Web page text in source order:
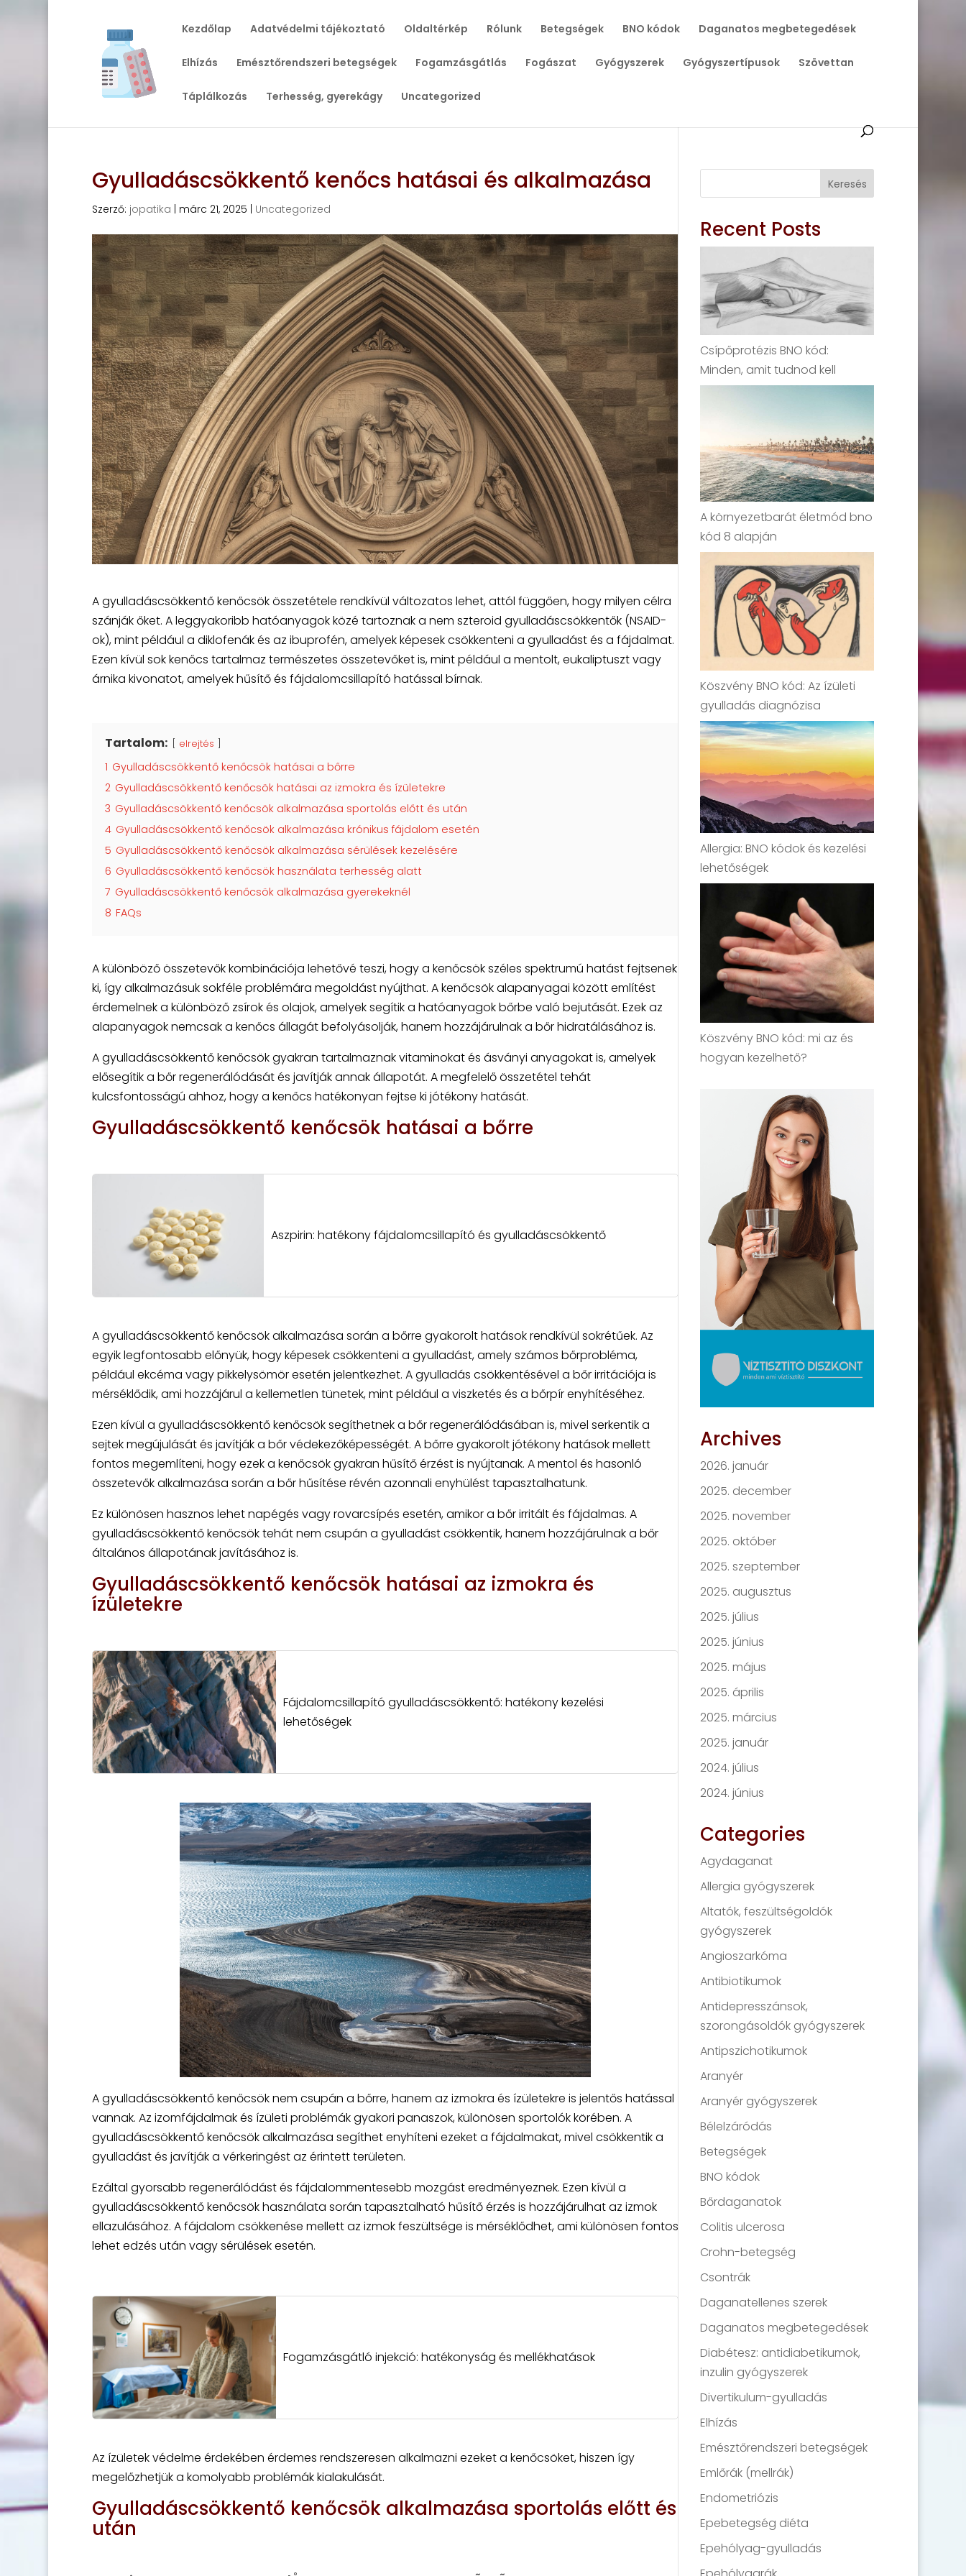
Kezdőlap Adatvédelmi tájékoztató Oldaltérkép Rólunk Betegségek BNO kódok Daganatos megbetegedések
Elhízás Emésztőrendszeri betegségek Fogamzásgátlás Fogászat Gyógyszerek Gyógyszertípusok Szövettan
Táplálkozás Terhesség, gyerekágy Uncategorized
Gyulladáscsökkentő kenőcs hatásai és alkalmazása
Szerző: jopatika márc 21, 2025 Uncategorized
A gyulladáscsökkentő kenőcsök összetétele rendkívül változatos lehet, attól függően, hogy milyen célra
szánják őket. A leggyakoribb hatóanyagok közé tartoznak a nem szteroid gyulladáscsökkentők (NSAID-
ok), mint például a diklofenák és az ibuprofén, amelyek képesek csökkenteni a gyulladást és a fájdalmat.
Ezen kívül sok kenőcs tartalmaz természetes összetevőket is, mint például a mentolt, eukaliptuszt vagy
árnika kivonatot, amelyek hűsítő és fájdalomcsillapító hatással bírnak.
Tartalom: elrejtés
1 Gyulladáscsökkentő kenőcsök hatásai a bőrre
2 Gyulladáscsökkentő kenőcsök hatásai az izmokra és ízületekre
3 Gyulladáscsökkentő kenőcsök alkalmazása sportolás előtt és után
4 Gyulladáscsökkentő kenőcsök alkalmazása krónikus fájdalom esetén
5 Gyulladáscsökkentő kenőcsök alkalmazása sérülések kezelésére
6 Gyulladáscsökkentő kenőcsök használata terhesség alatt
7 Gyulladáscsökkentő kenőcsök alkalmazása gyerekeknél
8 FAQs
A különböző összetevők kombinációja lehetővé teszi, hogy a kenőcsök széles spektrumú hatást fejtsenek
ki, így alkalmazásuk sokféle problémára megoldást nyújthat. A kenőcsök alapanyagai között említést
érdemelnek a különböző zsírok és olajok, amelyek segítik a hatóanyagok bőrbe való bejutását. Ezek az
alapanyagok nemcsak a kenőcs állagát befolyásolják, hanem hozzájárulnak a bőr hidratálásához is.
A gyulladáscsökkentő kenőcsök gyakran tartalmaznak vitaminokat és ásványi anyagokat is, amelyek
elősegítik a bőr regenerálódását és javítják annak állapotát. A megfelelő összetétel tehát
kulcsfontosságú ahhoz, hogy a kenőcs hatékonyan fejtse ki jótékony hatását.
Gyulladáscsökkentő kenőcsök hatásai a bőrre
Aszpirin: hatékony fájdalomcsillapító és gyulladáscsökkentő
A gyulladáscsökkentő kenőcsök alkalmazása során a bőrre gyakorolt hatások rendkívül sokrétűek. Az
egyik legfontosabb előnyük, hogy képesek csökkenteni a gyulladást, amely számos bőrprobléma,
például ekcéma vagy pikkelysömör esetén jelentkezhet. A gyulladás csökkentésével a bőr irritációja is
mérséklődik, ami hozzájárul a kellemetlen tünetek, mint például a viszketés és a bőrpír enyhítéséhez.
Ezen kívül a gyulladáscsökkentő kenőcsök segíthetnek a bőr regenerálódásában is, mivel serkentik a
sejtek megújulását és javítják a bőr védekezőképességét. A bőrre gyakorolt jótékony hatások mellett
fontos megemlíteni, hogy ezek a kenőcsök gyakran hűsítő érzést is nyújtanak. A mentol és hasonló
összetevők alkalmazása során a bőr hűsítése révén azonnali enyhülést tapasztalhatunk.
Ez különösen hasznos lehet napégés vagy rovarcsípés esetén, amikor a bőr irritált és fájdalmas. A
gyulladáscsökkentő kenőcsök tehát nem csupán a gyulladást csökkentik, hanem hozzájárulnak a bőr
általános állapotának javításához is.
Gyulladáscsökkentő kenőcsök hatásai az izmokra és
ízületekre
Fájdalomcsillapító gyulladáscsökkentő: hatékony kezelési
lehetőségek
A gyulladáscsökkentő kenőcsök nem csupán a bőrre, hanem az izmokra és ízületekre is jelentős hatással
vannak. Az izomfájdalmak és ízületi problémák gyakori panaszok, különösen sportolók körében. A
gyulladáscsökkentő kenőcsök alkalmazása segíthet enyhíteni ezeket a fájdalmakat, mivel csökkentik a
gyulladást és javítják a vérkeringést az érintett területen.
Ezáltal gyorsabb regenerálódást és fájdalommentesebb mozgást eredményeznek. Ezen kívül a
gyulladáscsökkentő kenőcsök használata során tapasztalható hűsítő érzés is hozzájárulhat az izmok
ellazulásához. A fájdalom csökkenése mellett az izmok feszültsége is mérséklődhet, ami különösen fontos
lehet edzés után vagy sérülések esetén.
Fogamzásgátló injekció: hatékonyság és mellékhatások
Az ízületek védelme érdekében érdemes rendszeresen alkalmazni ezeket a kenőcsöket, hiszen így
megelőzhetjük a komolyabb problémák kialakulását.
Gyulladáscsökkentő kenőcsök alkalmazása sportolás előtt és
után
Keresés
Recent Posts
Csípőprotézis BNO kód:
Minden, amit tudnod kell
A környezetbarát életmód bno
kód 8 alapján
Köszvény BNO kód: Az ízületi
gyulladás diagnózisa
Allergia: BNO kódok és kezelési
lehetőségek
Köszvény BNO kód: mi az és
hogyan kezelhető?
Archives
2026. január
2025. december
2025. november
2025. október
2025. szeptember
2025. augusztus
2025. július
2025. június
2025. május
2025. április
2025. március
2025. január
2024. július
2024. június
Categories
Agydaganat
Allergia gyógyszerek
Altatók, feszültségoldók
gyógyszerek
Angioszarkóma
Antibiotikumok
Antidepresszánsok,
szorongásoldók gyógyszerek
Antipszichotikumok
Aranyér
Aranyér gyógyszerek
Bélelzáródás
Betegségek
BNO kódok
Bőrdaganatok
Colitis ulcerosa
Crohn-betegség
Csontrák
Daganatellenes szerek
Daganatos megbetegedések
Diabétesz: antidiabetikumok,
inzulin gyógyszerek
Divertikulum-gyulladás
Elhízás
Emésztőrendszeri betegségek
Emlőrák (mellrák)
Endometriózis
Epebetegség diéta
Epehólyag-gyulladás